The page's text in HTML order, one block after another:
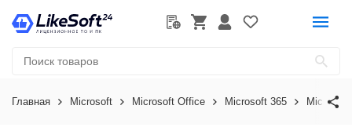
Главная Microsoft Microsoft Office Microsoft 365